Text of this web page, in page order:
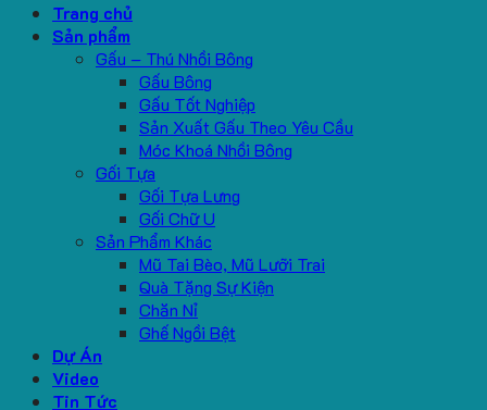
Trang chủ
Sản phẩm
Gấu – Thú Nhồi Bông
Gấu Bông
Gấu Tốt Nghiệp
Sản Xuất Gấu Theo Yêu Cầu
Móc Khoá Nhồi Bông
Gối Tựa
Gối Tựa Lưng
Gối Chữ U
Sản Phẩm Khác
Mũ Tai Bèo, Mũ Lưỡi Trai
Quà Tặng Sự Kiện
Chăn Nỉ
Ghế Ngồi Bệt
Dự Án
Video
Tin Tức